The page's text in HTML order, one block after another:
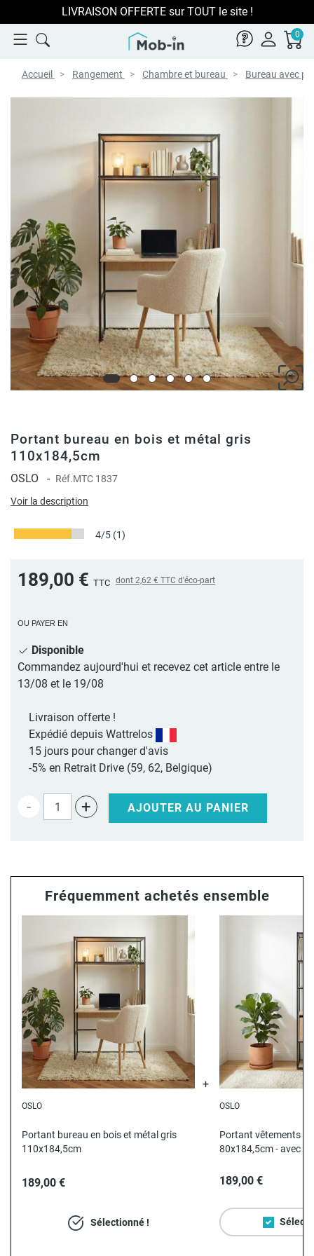
LIVRAISON OFFERTE sur TOUT le site !
0
Accueil Rangement Chambre et bureau Bureau avec
Portant bureau en bois et métal gris
110x184,5cm
OSLO - Réf.MTC 1837
Voir la description
4/5 (1)
189,00 € TTC dont 2,62 € TTC d'éco-part
OU PAYER EN
Disponible
Commandez aujourd'hui et recevez cet article entre le
13/08 et le 19/08
Livraison offerte !
Expédié depuis Wattrelos
15 jours pour changer d'avis
-5% en Retrait Drive (59, 62, Belgique)
- + AJOUTER AU PANIER
Fréquemment achetés ensemble
OSLO
Portant bureau en bois et métal gris
110x184,5cm
189,00 €
Sélectionné !
OSLO
Portant vêtements
80x184,5cm - avec
189,00 €